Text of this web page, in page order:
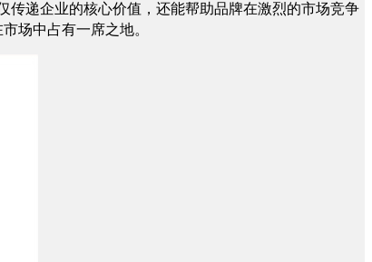
传递企业的核心价值，还能帮助品牌在激烈的市场竞争
场中占有一席之地。